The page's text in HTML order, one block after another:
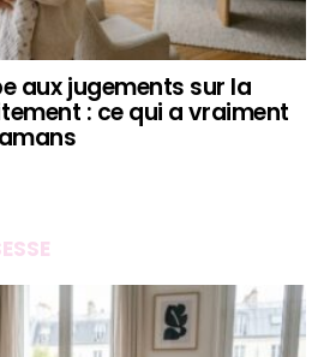
aux jugements sur la
: ce qui a vraiment